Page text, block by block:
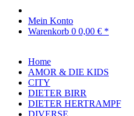
Mein Konto
Warenkorb 0 0,00 € *
Home
AMOR & DIE KIDS
CITY
DIETER BIRR
DIETER HERTRAMPF
DIVERSE